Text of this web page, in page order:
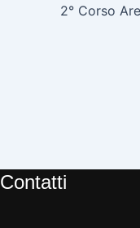
2° Corso
Contatti